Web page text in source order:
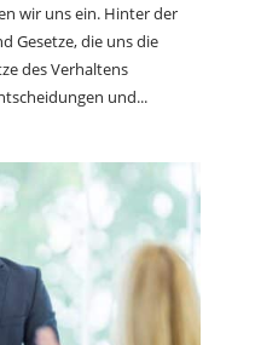
wir uns ein. Hinter der
Gesetze, die uns die
des Verhaltens
und...